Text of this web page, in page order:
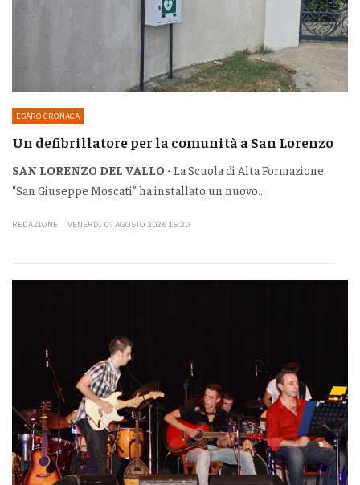
ESARO CRONACA
Un defibrillatore per la comunità a San Lorenzo
SAN LORENZO DEL VALLO - La Scuola di Alta Formazione
“San Giuseppe Moscati” ha installato un nuovo...
REDAZIONE VENERDÌ 07 AGOSTO 2026 15:20